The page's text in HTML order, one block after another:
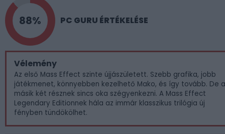
88% PC GURU ÉRTÉKELÉSE
Vélemény
Az első Mass Effect szinte újjászületett. Szebb grafika, jobb
játékmenet, könnyebben kezelhető Mako, és így tovább. De a
másik két résznek sincs oka szégyenkezni. A Mass Effect
Legendary Editionnek hála az immár klasszikus trilógia új
fényben tündökölhet.